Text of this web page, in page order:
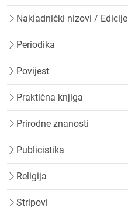
Nakladnički nizovi / Edicije
Periodika
Povijest
Praktična knjiga
Prirodne znanosti
Publicistika
Religija
Stripovi